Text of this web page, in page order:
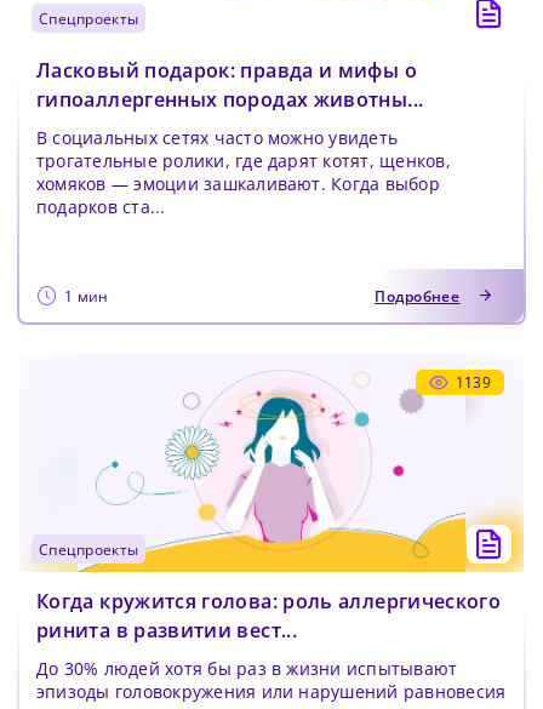
спецпроекты
Ласковый подарок: правда и мифы о
гипоаллергенных породах животны...
В социальных сетях часто можно увидеть
трогательные ролики, где дарят котят, щенков,
хомяков — эмоции зашкаливают. Когда выбор
подарков ста...
1 мин Подробнее
1139
спецпроекты
Когда кружится голова: роль аллергического
ринита в развитии вест...
До 30% людей хотя бы раз в жизни испытывают
эпизоды головокружения или нарушений равновесия